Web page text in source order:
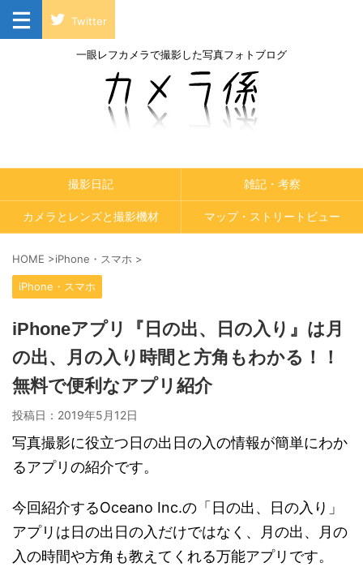
Twitter
一眼レフカメラで撮影した写真フォトブログ
撮影日記 雑記・考察
カメラとレンズと撮影機材 マップ・ストリートビュー
HOME >iPhone・スマホ >
iPhone・スマホ
iPhoneアプリ『日の出、日の入り』は月
の出、月の入り時間と方角もわかる！！
無料で便利なアプリ紹介
投稿日： 2019年5月12日
写真撮影に役立つ日の出日の入の情報が簡単にわか
るアプリの紹介です。
今回紹介するOceano Inc.の「日の出、日の入り」
アプリは日の出日の入だけではなく、月の出、月の
入の時間や方角も教えてくれる万能アプリです。